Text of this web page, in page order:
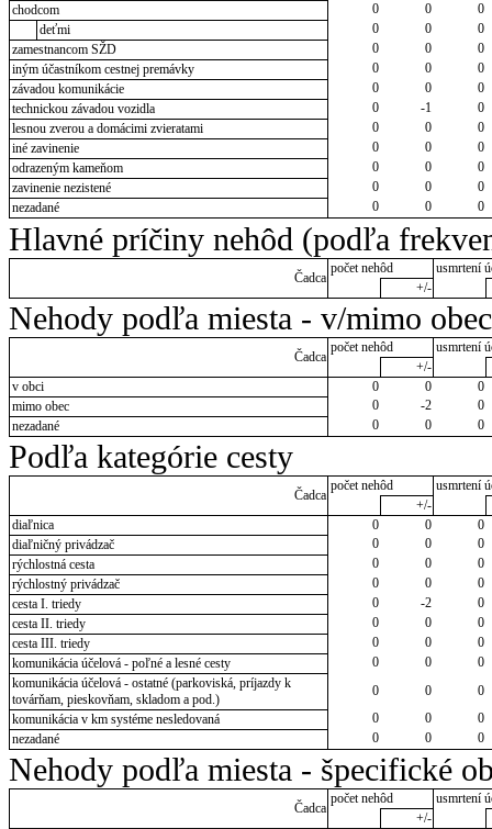
chodcom
0 0
0
deťmi
0 0
0
zamestnancom SŽD
0 0
0
iným účastníkom cestnej premávky
0 0
0
závadou komunikácie
0 0
0
technickou závadou vozidla
0 -1
0
lesnou zverou a domácimi zvieratami
0 0
0
iné zavinenie
0 0
0
odrazeným kameňom
0 0
0
zavinenie nezistené
0 0
0
nezadané
0 0 0
Hlavné príčiny nehôd (podľa
Čadca
počet nehôd
usmrtení
+/-
Nehody podľa miesta - v/mimo obec
Čadca
počet nehôd
usmrtení
+/-
v obci
0 0
0
mimo obec
0 -2
0
nezadané
0 0 0
Podľa kategórie cesty
Čadca
počet nehôd
usmrtení
+/-
diaľnica
0 0
0
diaľničný privádzač
0 0
0
rýchlostná cesta
0 0
0
rýchlostný privádzač
0 0
0
cesta I. triedy
0 -2
0
cesta II. triedy
0 0
0
cesta III. triedy
0 0
0
komunikácia účelová - poľné a lesné cesty
0 0
0
komunikácia účelová - ostatné (parkoviská, príjazdy k
továrňam, pieskovňam, skladom a pod.)
0 0
0
komunikácia v km systéme nesledovaná
0 0
0
nezadané
0 0 0
Nehody podľa miesta - špecifické
Čadca
počet nehôd
usmrtení
+/-